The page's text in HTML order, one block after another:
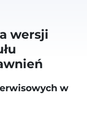
wersji
w